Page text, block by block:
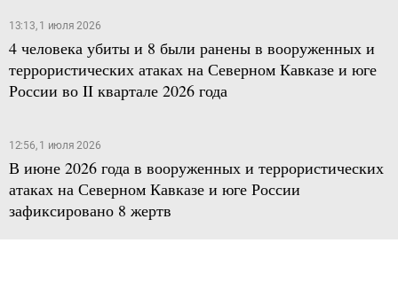
13:13, 1 июля 2026
4 человека убиты и 8 были ранены в вооруженных и
террористических атаках на Северном Кавказе и юге
России во II квартале 2026 года
12:56, 1 июля 2026
В июне 2026 года в вооруженных и террористических
атаках на Северном Кавказе и юге России
зафиксировано 8 жертв